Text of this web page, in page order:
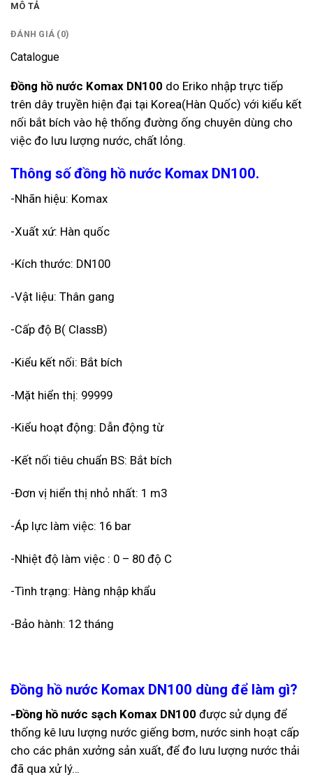
MÔ TẢ
ĐÁNH GIÁ (0)
Catalogue
Đồng hồ nước Komax DN100 do Eriko nhập trực tiếp
trên dây truyền hiện đại tại Korea(Hàn Quốc) với kiểu kết
nối bắt bích vào hệ thống đường ống chuyên dùng cho
việc đo lưu lượng nước, chất lỏng.
Thông số đồng hồ nước Komax DN100.
-Nhãn hiệu: Komax
-Xuất xứ: Hàn quốc
-Kích thước: DN100
-Vật liệu: Thân gang
-Cấp độ B( ClassB)
-Kiểu kết nối: Bắt bích
-Mặt hiển thị: 99999
-Kiểu hoạt động: Dẫn động từ
-Kết nối tiêu chuẩn BS: Bắt bích
-Đơn vị hiển thị nhỏ nhất: 1 m3
-Áp lực làm việc: 16 bar
-Nhiệt độ làm việc : 0 – 80 độ C
-Tình trạng: Hàng nhập khẩu
-Bảo hành: 12 tháng
Đồng hồ nước Komax DN100 dùng để làm gì?
-Đồng hồ nước sạch Komax DN100 được sử dụng để
thống kê lưu lượng nước giếng bơm, nước sinh hoạt cấp
cho các phân xưởng sản xuất, để đo lưu lượng nước thải
đã qua xử lý…